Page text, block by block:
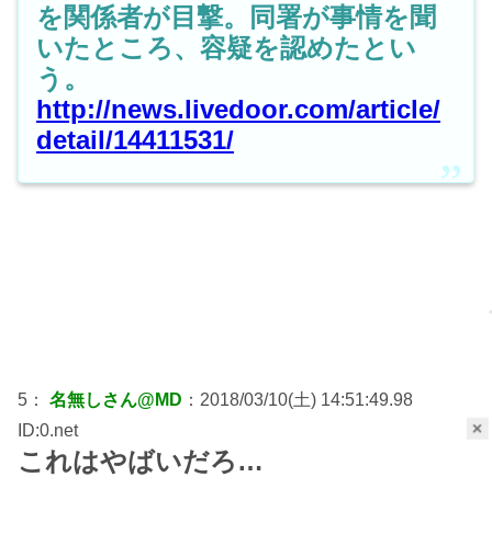
×
を関係者が目撃。同署が事情を聞
いたところ、容疑を認めたとい
う。
http://news.livedoor.com/article/
detail/14411531/
5： 名無しさん@MD ：2018/03/10(土) 14:51:49.98
ID:0.net
これはやばいだろ…